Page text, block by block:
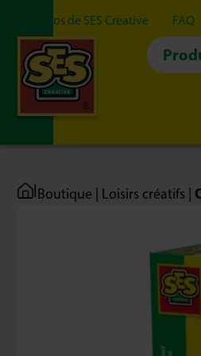
À propos de SES Creative FAQ
|Boutique Loisirs créatifs